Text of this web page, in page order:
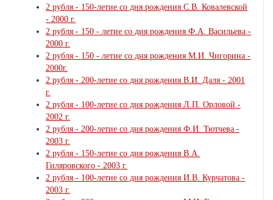
2 рубля - 150-летие со дня рождения С.В. Ковалевской
- 2000 г.
2 рубля - 150 - летие со дня рождения Ф.А. Васильева -
2000 г.
2 рубля - 150 - летие со дня рождения М.И. Чигорина -
2000г.
2 рубля - 200-летие со дня рождения В.И. Даля - 2001
г.
2 рубля - 100-летие со дня рождения Л.П. Орловой -
2002 г.
2 рубля - 200-летие со дня рождения Ф.И. Тютчева -
2003 г.
2 рубля - 150-летие со дня рождения В.А.
Гиляровского - 2003 г.
2 рубля - 100-летие со дня рождения И.В. Курчатова -
2003 г.